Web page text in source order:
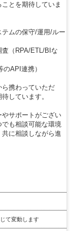
とを期待していま
テムの保守/運用/ルー
査（RPA/ETL/BIな
API連携）
携わっていただ
しています。
サポートがござい
も相談可能な環境
に相談しながら進
て変動します